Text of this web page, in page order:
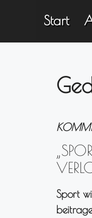
Start
Sport